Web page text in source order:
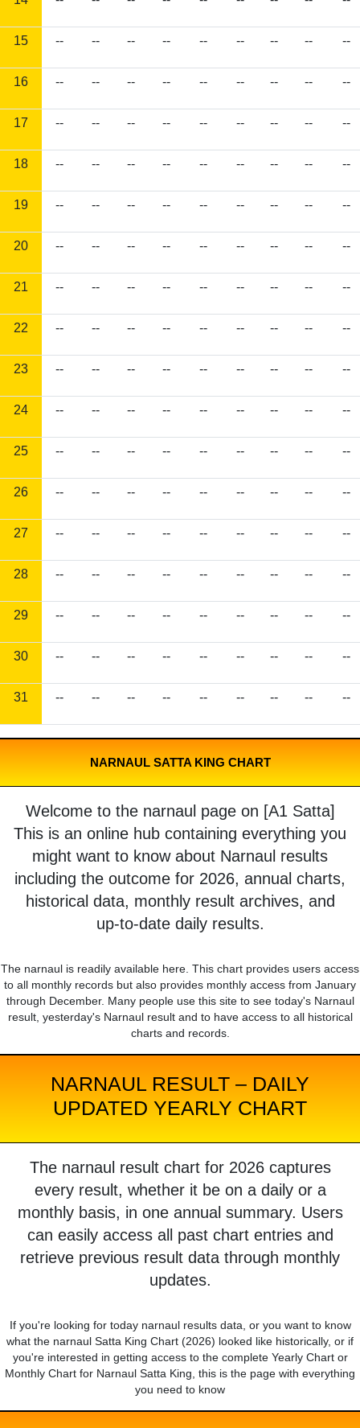
15 -- -- -- -- -- -- -- -- --
16 -- -- -- -- -- -- -- -- --
17 -- -- -- -- -- -- -- -- --
18 -- -- -- -- -- -- -- -- --
19 -- -- -- -- -- -- -- -- --
20 -- -- -- -- -- -- -- -- --
21 -- -- -- -- -- -- -- -- --
22 -- -- -- -- -- -- -- -- --
23 -- -- -- -- -- -- -- -- --
24 -- -- -- -- -- -- -- -- --
25 -- -- -- -- -- -- -- -- --
26 -- -- -- -- -- -- -- -- --
27 -- -- -- -- -- -- -- -- --
28 -- -- -- -- -- -- -- -- --
29 -- -- -- -- -- -- -- -- --
30 -- -- -- -- -- -- -- -- --
31 -- -- -- -- -- -- -- -- --
NARNAUL SATTA KING CHART
Welcome to the narnaul page on [A1 Satta]
This is an online hub containing everything you
might want to know about Narnaul results
including the outcome for 2026, annual charts,
historical data, monthly result archives, and
up-to-date daily results.
The narnaul is readily available here. This chart provides users access
to all monthly records but also provides monthly access from January
through December. Many people use this site to see today's Narnaul
result, yesterday's Narnaul result and to have access to all historical
charts and records.
NARNAUL RESULT – DAILY
UPDATED YEARLY CHART
The narnaul result chart for 2026 captures
every result, whether it be on a daily or a
monthly basis, in one annual summary. Users
can easily access all past chart entries and
retrieve previous result data through monthly
updates.
If you're looking for today narnaul results data, or you want to know
what the narnaul Satta King Chart (2026) looked like historically, or if
you're interested in getting access to the complete Yearly Chart or
Monthly Chart for Narnaul Satta King, this is the page with everything
you need to know